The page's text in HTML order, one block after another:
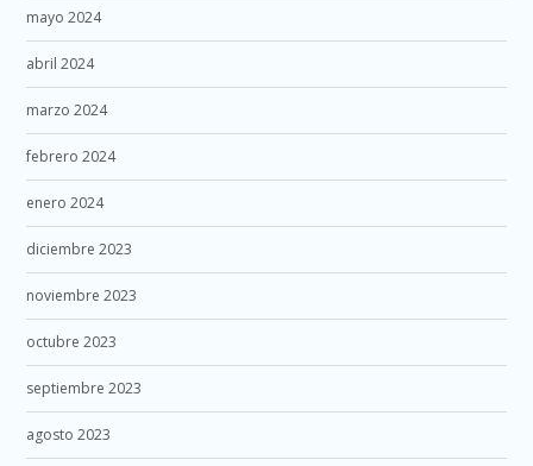
mayo 2024
abril 2024
marzo 2024
febrero 2024
enero 2024
diciembre 2023
noviembre 2023
octubre 2023
septiembre 2023
agosto 2023